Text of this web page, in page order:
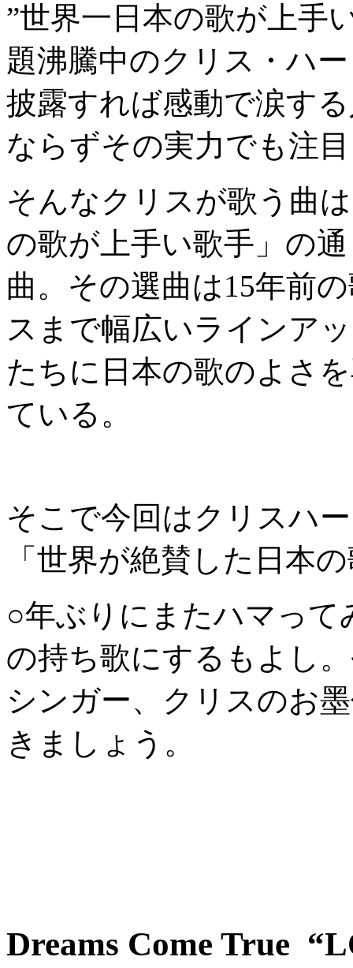
”世界一日本の歌が上手
題沸騰中のクリス・ハ
披露すれば感動で涙す
ならずその実力でも注
そんなクリスが歌う曲
の歌が上手い歌手」の
曲。その選曲は15年前
スまで幅広いラインア
たちに日本の歌のよさ
ている。
そこで今回はクリスハ
「世界が絶賛した日本
○年ぶりにまたハマっ
の持ち歌にするもよし
シンガー、クリスのお
きましょう。
Dreams Come True